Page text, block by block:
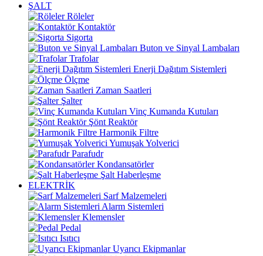
ŞALT
Röleler
Kontaktör
Sigorta
Buton ve Sinyal Lambaları
Trafolar
Enerji Dağıtım Sistemleri
Ölçme
Zaman Saatleri
Şalter
Vinç Kumanda Kutuları
Şönt Reaktör
Harmonik Filtre
Yumuşak Yolverici
Parafudr
Kondansatörler
Şalt Haberleşme
ELEKTRİK
Sarf Malzemeleri
Alarm Sistemleri
Klemensler
Pedal
Isıtıcı
Uyarıcı Ekipmanlar